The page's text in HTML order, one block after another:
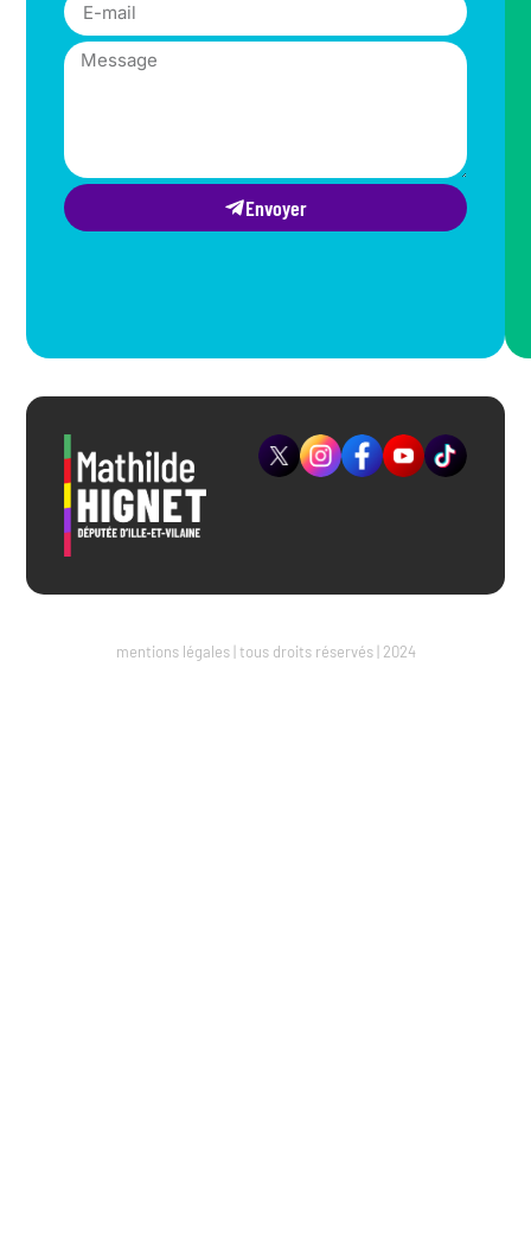
Envoyer
mentions légales | tous droits réservés | 2024